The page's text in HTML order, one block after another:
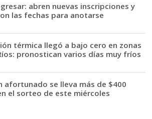
abren nuevas inscripciones y
las fechas para anotarse
térmica llegó a bajo cero en zonas
pronostican varios días muy fríos
afortunado se lleva más de $400
el sorteo de este miércoles